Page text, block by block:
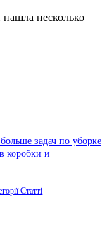
нашла несколько
задач по уборке
коробки и
Статті